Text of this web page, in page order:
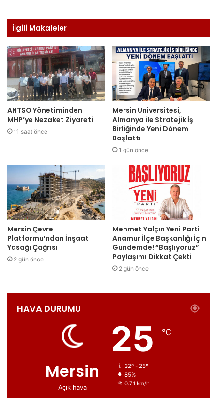
İlgili Makaleler
ANTSO Yönetiminden
MHP’ye Nezaket Ziyareti
11 saat önce
Mersin Üniversitesi,
Almanya ile Stratejik İş
Birliğinde Yeni Dönem
Başlattı
1 gün önce
Mersin Çevre
Platformu’ndan İnşaat
Yasağı Çağrısı
2 gün önce
Mehmet Yalçın Yeni Parti
Anamur İlçe Başkanlığı İçin
Gündemde! “Başlıyoruz”
Paylaşımı Dikkat Çekti
2 gün önce
HAVA DURUMU
Mersin
Açık hava
25 ℃
32º - 25º
85%
0.71 km/h